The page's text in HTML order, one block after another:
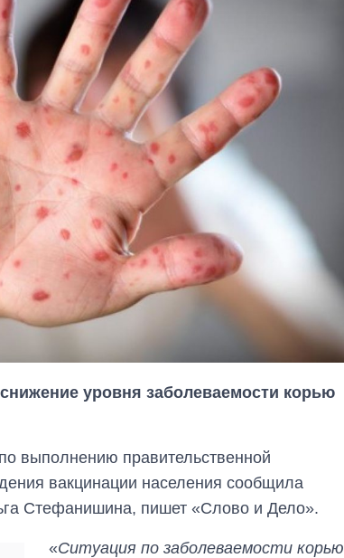
уровня заболеваемости корью
выполнению правительственной
вакцинации населения сообщила
Стефанишина, пишет «Слово и Дело».
«Ситуация по заболеваемости корью